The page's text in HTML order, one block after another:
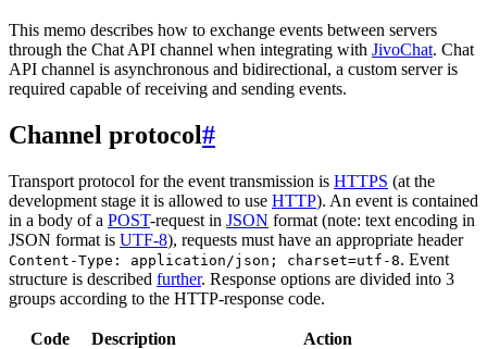
This memo describes how to exchange events between servers
through the Chat API channel when integrating with JivoChat. Chat
API channel is asynchronous and bidirectional, a custom server is
required capable of receiving and sending events.
Channel protocol#
Transport protocol for the event transmission is HTTPS (at the
development stage it is allowed to use HTTP). An event is contained
in a body of a POST-request in JSON format (note: text encoding in
JSON format is UTF-8), requests must have an appropriate header
Content-Type: application/json; charset=utf-8. Event
structure is described further. Response options are divided into 3
groups according to the HTTP-response code.
Code Description Action